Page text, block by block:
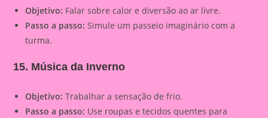
Objetivo: Falar sobre calor e diversão ao ar livre.
Passo a passo: Simule um passeio imaginário com a
turma.
15. Música da Inverno
Objetivo: Trabalhar a sensação de frio.
Passo a passo: Use roupas e tecidos quentes para